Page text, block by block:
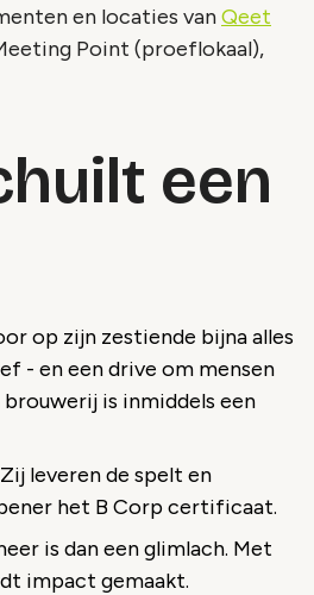
en locaties vanQeet
Point (proeflokaal),
een
op zijn zestiende bijna alles
- en een drive om mensen
is inmiddels een
leveren de spelt en
het B Corp certificaat.
is dan een glimlach. Met
impact gemaakt.